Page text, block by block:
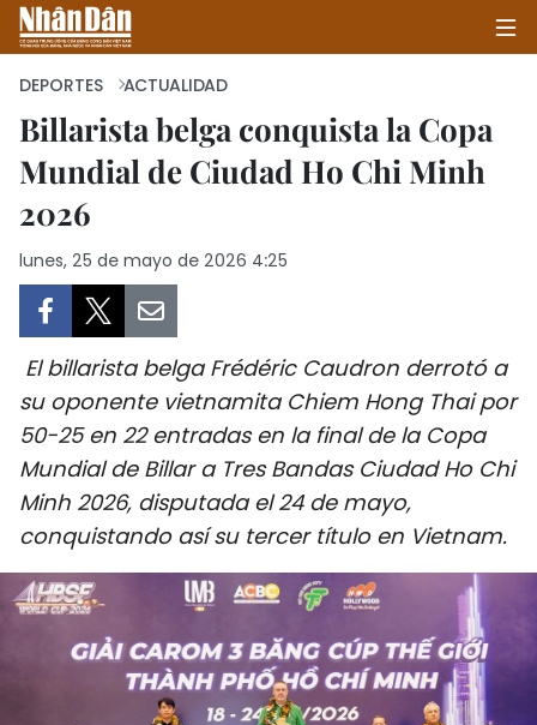
INICIO
SALUD - MEDIO AMBIENTE
CULTURA - ENTRETENIMIENTO
INTERNACIONAL
DEPORTES
PUENTE DE AMISTAD
DEPORTES ACTUALIDAD
Billarista belga conquista la Copa
Mundial de Ciudad Ho Chi Minh
2026
lunes, 25 de mayo de 2026 4:25
El billarista belga Frédéric Caudron derrotó a
su oponente vietnamita Chiem Hong Thai por
50-25 en 22 entradas en la final de la Copa
Mundial de Billar a Tres Bandas Ciudad Ho Chi
Minh 2026, disputada el 24 de mayo,
conquistando así su tercer título en Vietnam.